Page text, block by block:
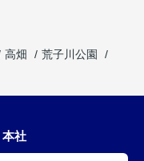
高畑
荒子川公園
本社